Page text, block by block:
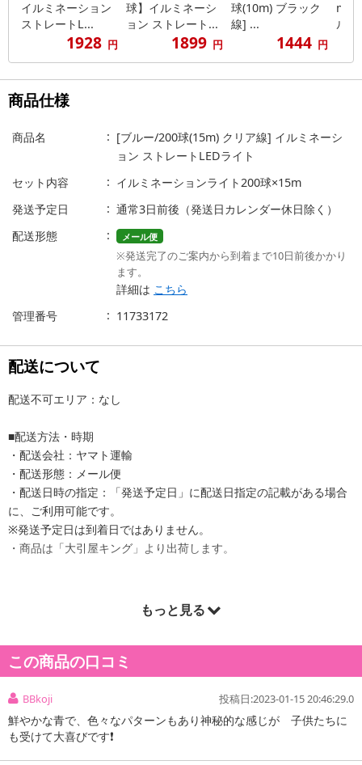
イルミネーション
ストレートL...
1928 円
球】イルミネーシ
ョン ストレート...
1899 円
球(10m) ブラック
線] ...
1444 円
m)
ルミ
商品仕様
商品名
[ブルー/200球(15m) クリア線] イルミネーシ
ョン ストレートLEDライト
セット内容
イルミネーションライト200球×15m
発送予定日
通常3日前後（発送日カレンダー休日除く）
配送形態
メール便
※発送完了のご案内から到着まで10日前後かかり
ます。
詳細は こちら
管理番号
11733172
配送について
配送不可エリア：なし
■配送方法・時期
・配送会社：ヤマト運輸
・配送形態：メール便
・配送日時の指定：「発送予定日」に配送日指定の記載がある場合
に、ご利用可能です。
※発送予定日は到着日ではありません。
・商品は「大引屋キング」より出荷します。
もっと見る
この商品の口コミ
BBkoji 投稿日:2023-01-15 20:46:29.0
鮮やかな青で、色々なパターンもあり神秘的な感じが 子供たちに
も受けて大喜びです❗